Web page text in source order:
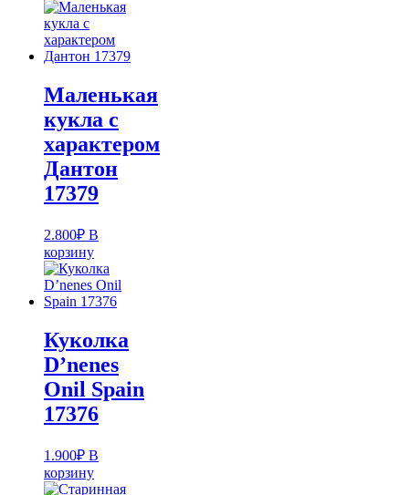
Маленькая
кукла с
характером
Дантон
17379
2.800₽ В
корзину
Куколка
D’nenes
Onil Spain
17376
1.900₽ В
корзину